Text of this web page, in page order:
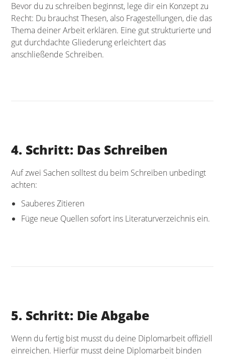
Bevor du zu schreiben beginnst, lege dir ein Konzept zu
Recht: Du brauchst Thesen, also Fragestellungen, die das
Thema deiner Arbeit erklären. Eine gut strukturierte und
gut durchdachte Gliederung erleichtert das
anschließende Schreiben.
4. Schritt: Das Schreiben
Auf zwei Sachen solltest du beim Schreiben unbedingt
achten:
Sauberes Zitieren
Füge neue Quellen sofort ins Literaturverzeichnis ein.
5. Schritt: Die Abgabe
Wenn du fertig bist musst du deine Diplomarbeit offiziell
einreichen. Hierfür musst deine Diplomarbeit binden